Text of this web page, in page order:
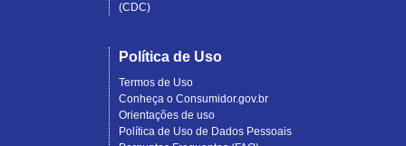
(CDC)
Política de Uso
Termos de Uso
Conheça o Consumidor.gov.br
Orientações de uso
Política de Uso de Dados Pessoais